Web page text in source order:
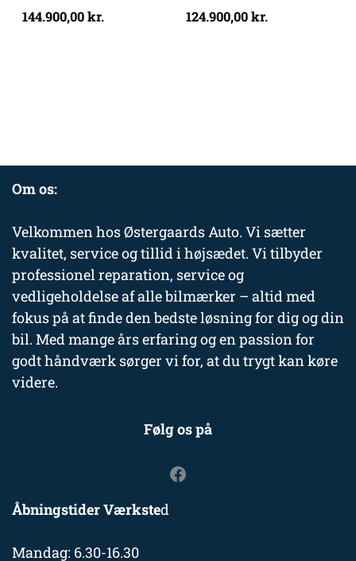
144.900,00kr. 124.900,00kr.
Om os:
Velkommen hos Østergaards Auto. Vi sætter
kvalitet, service og tillid i højsædet. Vi tilbyder
professionel reparation, service og
vedligeholdelse af alle bilmærker – altid med
fokus på at finde den bedste løsning for dig og din
bil. Med mange års erfaring og en passion for
godt håndværk sørger vi for, at du trygt kan køre
videre.
Følg os på
Åbningstider Værksted
Mandag: 6.30-16.30